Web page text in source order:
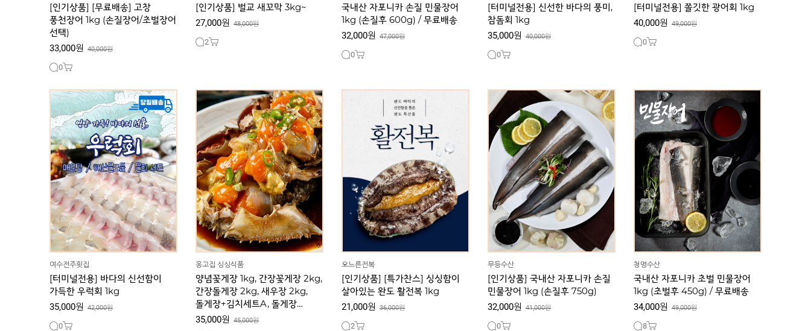
[인기상품] [무료배송] 고창
풍천장어 1kg (손질장어/초벌장어
선택)
33,000원 40,000원
0
[인기상품] 벌교 새꼬막 3kg~
27,000원 48,000원
2
국내산 자포니카 손질 민물장어
1kg (손질후 600g) / 무료배송
32,000원 47,000원
0
[터미널전용] 신선한 바다의 풍미,
참돔회 1kg
35,000원 40,000원
0
[터미널전용] 쫄깃한 광어회 1kg
40,000원 49,000원
0
[터미널전용] 바다의 신선함이
가득한 우럭회 1kg
35,000원 42,000원
여수전주횟집
[터미널전용] 바다의 신선함이
가득한 우럭회 1kg
35,000원 42,000원
0
양념꽃게장 1kg, 간장꽃게장 2kg,
간장돌게장 2kg, 새우장 2kg,
돌게장+김치세트A, 돌게장
+김치세트B
35,000원 45,000원
옹고집 싱싱식품
양념꽃게장 1kg, 간장꽃게장 2kg,
간장돌게장 2kg, 새우장 2kg,
돌게장+김치세트A, 돌게장
+김치세트B
35,000원 45,000원
[인기상품] [특가찬스] 싱싱함이
살아있는 완도 활전복 1kg
21,000원 36,000원
오느른전복
[인기상품] [특가찬스] 싱싱함이
살아있는 완도 활전복 1kg
21,000원 36,000원
2
[인기상품] 국내산 자포니카 손질
민물장어 1kg (손질후 750g)
32,000원 41,000원
무등수산
[인기상품] 국내산 자포니카 손질
민물장어 1kg (손질후 750g)
32,000원 41,000원
0
국내산 자포니카 초벌 민물장어
1kg (초벌후 450g) / 무료배송
34,000원 49,000원
청명수산
국내산 자포니카 초벌 민물장어
1kg (초벌후 450g) / 무료배송
34,000원 49,000원
8